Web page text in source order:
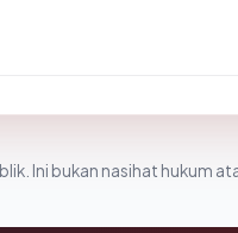
Ini bukan nasihat hukum